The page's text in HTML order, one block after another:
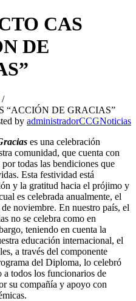
CAS
DE
“ACCIÓN DE GRACIAS”
by administradorCCGNoticias
es una celebración
comunidad, que cuenta con
todas las bendiciones que
Esta festividad está
y la gratitud hacia el prójimo y
es celebrada anualmente, el
noviembre. En nuestro país, el
no se celebra como en
teniendo en cuenta la
educación internacional, el
a través del componente
del Diploma, lo celebró
a todos los funcionarios de
su compañía y apoyo con